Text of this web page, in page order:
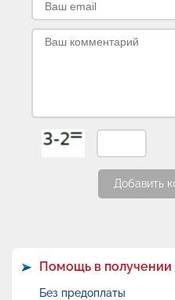
Добавить
Помощь в получении
Без предоплаты